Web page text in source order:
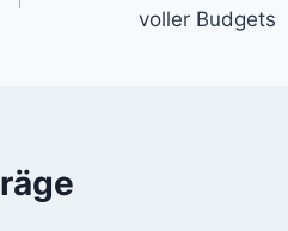
voller Budgets